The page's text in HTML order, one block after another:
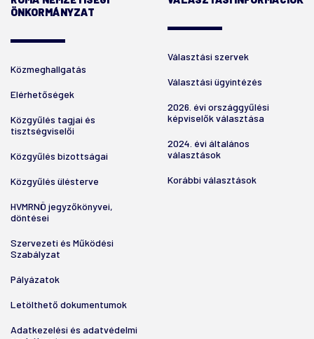
ÖNKORMÁNYZAT
Közmeghallgatás
Elérhetőségek
Közgyűlés tagjai és
tisztségviselői
Közgyűlés bizottságai
Közgyűlés ülésterve
HVMRNÖ jegyzőkönyvei,
döntései
Szervezeti és Működési
Szabályzat
Pályázatok
Letölthető dokumentumok
Adatkezelési és adatvédelmi
Választási szervek
Választási ügyintézés
2026. évi országgyűlési
képviselők választása
2024. évi általános
választások
Korábbi választások